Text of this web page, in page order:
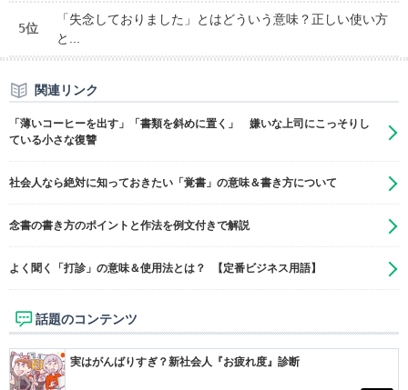
5位
「失念しておりました」とはどういう意味？正しい使い方
と...
関連リンク
「薄いコーヒーを出す」「書類を斜めに置く」 嫌いな上司にこっそりし
ている小さな復讐
社会人なら絶対に知っておきたい「覚書」の意味＆書き方について
念書の書き方のポイントと作法を例文付きで解説
よく聞く「打診」の意味＆使用法とは？ 【定番ビジネス用語】
話題のコンテンツ
実はがんばりすぎ？新社会人『お疲れ度』診断